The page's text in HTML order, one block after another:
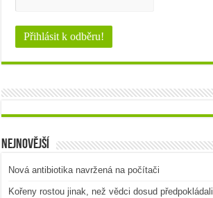
Nejnovější
Nová antibiotika navržená na počítači
Kořeny rostou jinak, než vědci dosud předpokládali